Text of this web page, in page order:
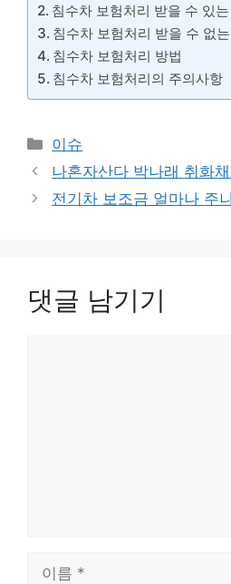
침수차 보험처리 받을 수 있
침수차 보험처리 받을 수 없
침수차 보험처리 방법
침수차 보험처리의 주의사항
카
테
고
리
이슈
나혼자산다 박나래 취화
전기차 보조금 얼마나 주
댓글 남기기